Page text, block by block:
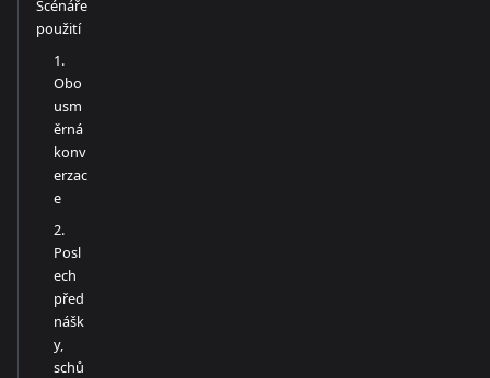
Scénáře
použití
1.
Obo
usm
ěrná
konv
erzac
e
2.
Posl
ech
před
nášk
y,
schů